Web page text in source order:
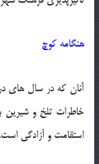
هنگامه کوچ
آنان که در سال های
خاطرات تلخ و شیرین
استقامت و آزادگی است.